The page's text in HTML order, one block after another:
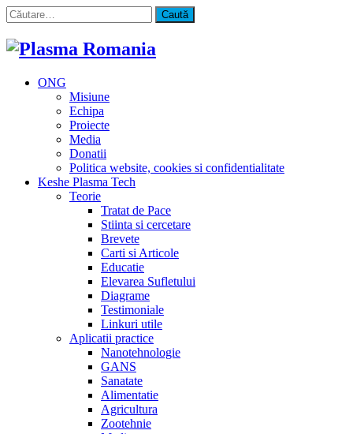
Caută
după:
ONG
Misiune
Echipa
Proiecte
Media
Donatii
Politica website, cookies si confidentialitate
Keshe Plasma Tech
Teorie
Tratat de Pace
Stiinta si cercetare
Brevete
Carti si Articole
Educatie
Elevarea Sufletului
Diagrame
Testimoniale
Linkuri utile
Aplicatii practice
Nanotehnologie
GANS
Sanatate
Alimentatie
Agricultura
Zootehnie